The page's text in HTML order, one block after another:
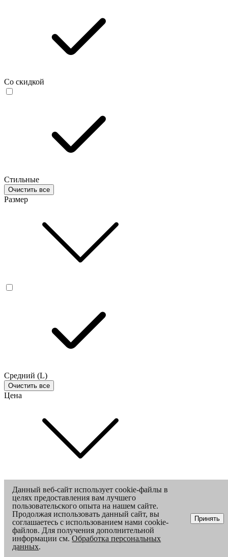
Со скидкой
Стильные
Очистить все
Размер
Средний (L)
Очистить все
Цена
До
Данный веб-сайт использует cookie-файлы в
целях предоставления вам лучшего
пользовательского опыта на нашем сайте.
Продолжая использовать данный сайт, вы
соглашаетесь с использованием нами cookie-
файлов. Для получения дополнительной
информации см.Обработка персональных
данных.
Принять